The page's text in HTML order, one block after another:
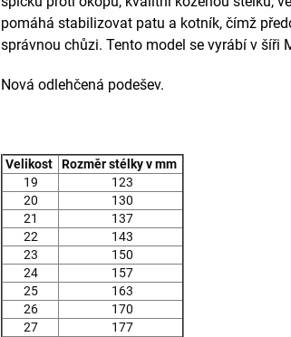
pomáhá stabilizovat patu a kotník, čímž
správnou chůzi. Tento model se vyrábí v šíři
Nová odlehčená podešev.
Velikost
Rozměr stélky v mm
19
123
20
130
21
137
22
143
23
150
24
157
25
163
26
170
27
177